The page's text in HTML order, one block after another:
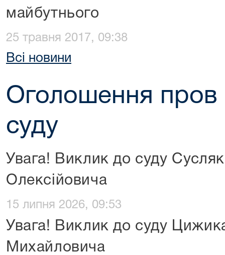
майбутнього
25 травня 2017, 09:38
Всі новини
Оголошення пров
суду
Увага! Виклик до суду
Олексійовича
15 липня 2026, 09:53
Увага! Виклик до суду
Михайловича